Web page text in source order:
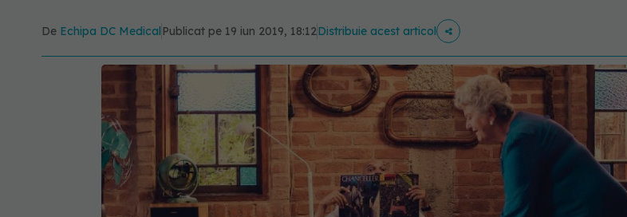
De Echipa DC Medical Publicat pe 19 iun 2019, 18:12Distribuie acest articol